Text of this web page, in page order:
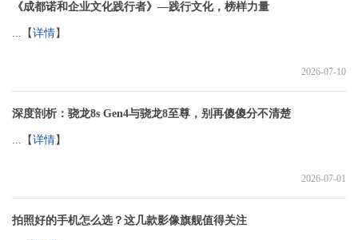
《成都诺和企业文化践行者》—践行文化，榜样力量
...【详情】
2026-07-10
深度剖析：骁龙8s Gen4与骁龙8至尊，别再傻傻分不清楚
...【详情】
2026-07-01
拍照好的手机怎么选？这几款影像旗舰值得关注